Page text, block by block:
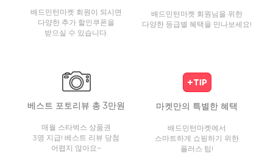
배드민턴마켓 회원이 되시면
다양한 추가 할인쿠폰을
받으실 수 있습니다.
배드민턴마켓 회원님을 위한
다양한 등급별 혜택을 만나보세요!
베스트 포토리뷰 총 3만원
매월 스타벅스 상품권
3명 지급! 베스트 리뷰 당첨
어렵지 않아요~
마켓만의 특별한 혜택
배드민턴마켓에서
스마트하게 쇼핑하기 위한
플러스 팁!